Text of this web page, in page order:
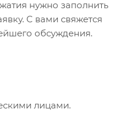
нужно заполнить
С вами свяжется
обсуждения.
лицами.